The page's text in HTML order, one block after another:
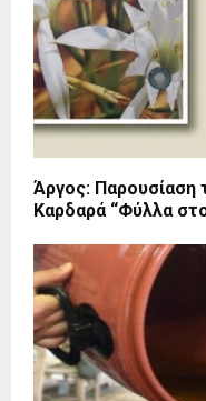
Άργος: Παρουσίαση
Καρδαρά “Φύλλα